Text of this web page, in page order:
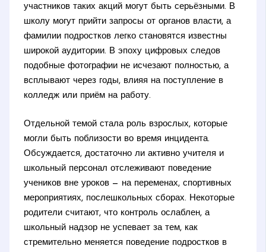
участников таких акций могут быть серьёзными. В
школу могут прийти запросы от органов власти, а
фамилии подростков легко становятся известны
широкой аудитории. В эпоху цифровых следов
подобные фотографии не исчезают полностью, а
всплывают через годы, влияя на поступление в
колледж или приём на работу.
Отдельной темой стала роль взрослых, которые
могли быть поблизости во время инцидента.
Обсуждается, достаточно ли активно учителя и
школьный персонал отслеживают поведение
учеников вне уроков — на переменах, спортивных
мероприятиях, послешкольных сборах. Некоторые
родители считают, что контроль ослаблен, а
школьный надзор не успевает за тем, как
стремительно меняется поведение подростков в